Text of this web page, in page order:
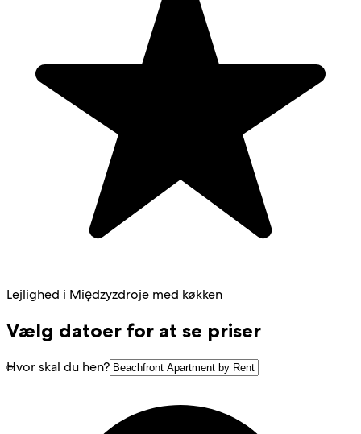
Lejlighed i Międzyzdroje med køkken
Vælg datoer for at se priser
Hvor skal du hen?